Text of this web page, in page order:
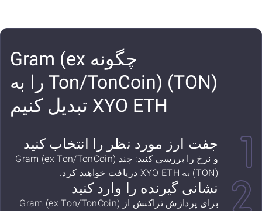
چگونه Gram (ex
Ton/TonCoin) (TON) را به
XYO ETH تبدیل کنیم
جفت ارز مورد نظر را انتخاب کنید
و نرخ را بررسی کنید: چند Gram (ex Ton/TonCoin)
(TON) به XYO ETH دریافت خواهید کرد.
نشانی گیرنده را وارد کنید
برای پردازش تراکنش از Gram (ex Ton/TonCoin)